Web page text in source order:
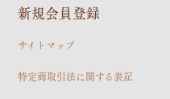
新規会員登録
サイトマップ
特定商取引法に関する表記